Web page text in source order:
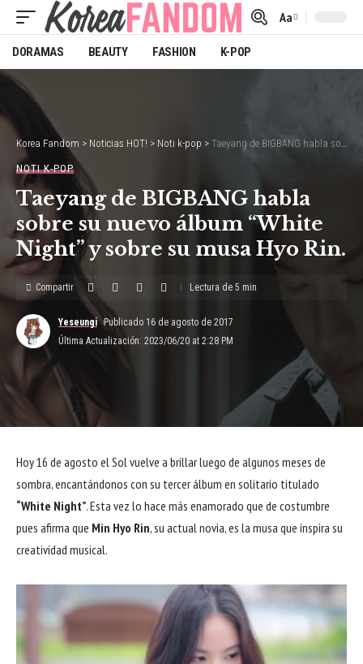
Font
Aa
DORAMAS BEAUTY FASHION K-POP
Korea Fandom > Noticias HOT! > Noti k-pop > Taeyang de BIGBANG habla sobre su nuevo álbum “White Night” y sobre su musa Hyo Rin.
NOTI K-POP
Taeyang de BIGBANG habla
sobre su nuevo álbum “White
Night” y sobre su musa Hyo Rin.
Última Actualización: 2023/06/20 at 2:28 PM
Yeseungi Publicado 16 de agosto de 2017
Compartir Lectura de 5 min
Hoy 16 de agosto el Sol vuelve a brillar luego de algunos meses de
sombra, encantándonos con su tercer álbum en solitario titulado
“White Night”. Esta vez lo hace más enamorado que de costumbre
pues afirma que Min Hyo Rin, su actual novia, es la musa que inspira su
creatividad musical.